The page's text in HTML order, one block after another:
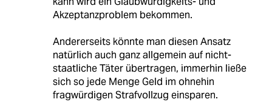
Akzeptanzproblem bekommen.
Andererseits könnte man diesen Ansatz
natürlich auch ganz allgemein auf nicht-
staatliche Täter übertragen, immerhin ließe
sich so jede Menge Geld im ohnehin
fragwürdigen Strafvollzug einsparen.